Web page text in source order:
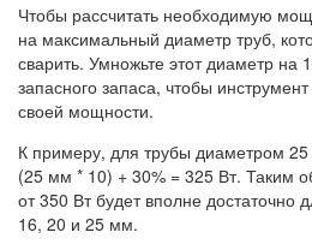
Чтобы рассчитать необходимую
на максимальный диаметр труб,
сварить. Умножьте этот диаметр на
запасного запаса, чтобы
своей мощности.
К примеру, для трубы диаметром
(25 мм * 10) + 30% = 325 Вт. Таким
от 350 Вт будет вполне достаточно
16, 20 и 25 мм.